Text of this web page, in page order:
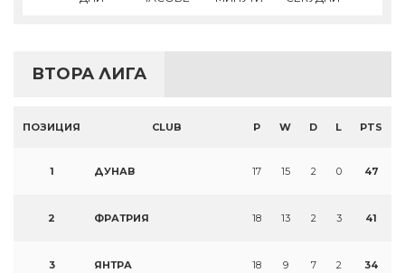
ВТОРА ЛИГА
ПОЗИЦИЯ CLUB P W D L PTS
1 ДУНАВ 17 15 2 0 47
2 ФРАТРИЯ 18 13 2 3 41
3 ЯНТРА 18 9 7 2 34